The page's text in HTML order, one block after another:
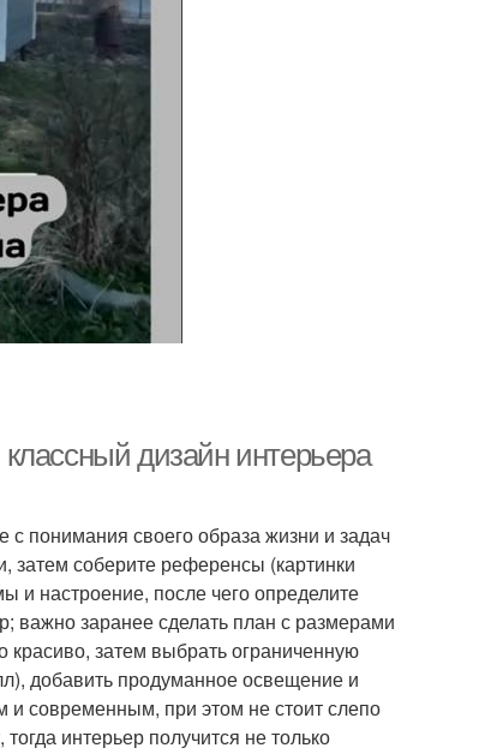
дизайн интерьера
с понимания своего образа жизни и задач
затем соберите референсы (картинки
и настроение, после чего определите
важно заранее сделать план с размерами
затем выбрать ограниченную
добавить продуманное освещение и
и современным, при этом не стоит слепо
интерьер получится не только